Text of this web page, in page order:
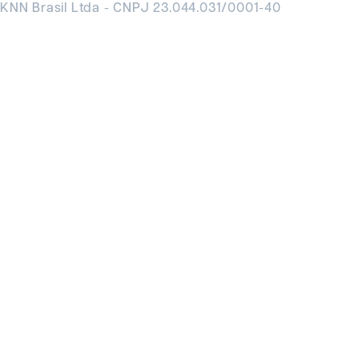
KNN Brasil Ltda - CNPJ 23.044.031/0001-40